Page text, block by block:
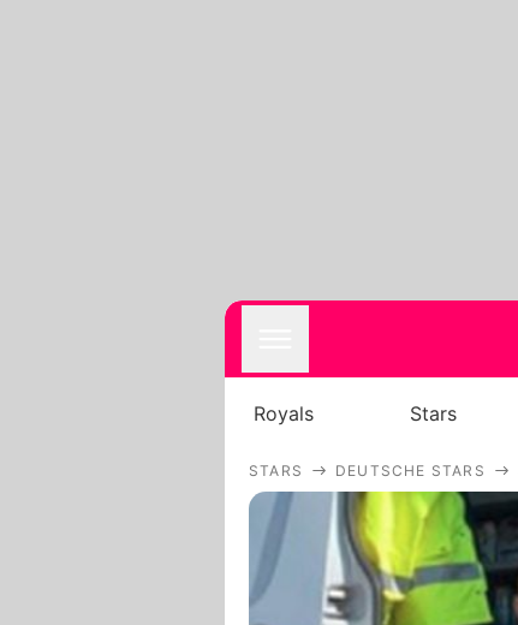
Royals Stars
STARS DEUTSCHE STARS